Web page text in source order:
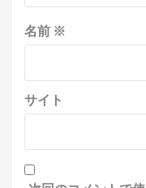
名前 ※
サイト